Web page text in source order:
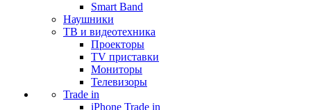
Smart Band
Наушники
ТВ и видеотехника
Проекторы
TV приставки
Мониторы
Телевизоры
Trade in
iPhone Trade in